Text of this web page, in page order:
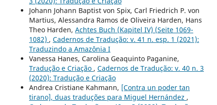
Johann Johann Baptist von Spix, Carl Friedrich P. von
Martius, Alessandra Ramos de Oliveira Harden, Hans
Theo Harden, Achtes Buch (Kapitel IV) (Seite 1069-
1082) , Cadernos de Tradução: v. 41 n. esp. 1 (2021):
Traduzindo a Amazônia I
Vanessa Hanes, Carolina Geaquinto Paganine,
Tradução e Criação , Cadernos de Tradução: v. 40 n. 3
(2020): Tradução e Criação
Andrea Cristiane Kahmann, [Contra un poder tan
tirano], duas traduções para Miguel Hernández ,